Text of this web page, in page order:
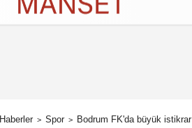
İletişim Çerez Politikası
Haberler Spor Bodrum FK'da büyük istikrar